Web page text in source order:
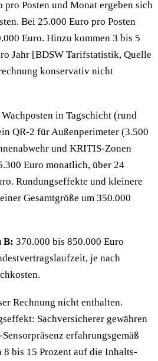
pro Posten und Monat ergeben sich
Bei 25.000 Euro pro Posten
Euro. Hinzu kommen 3 bis 5
Jahr [BDSW Tarifstatistik, Quelle
konservativ nicht
in Tagschicht (rund
QR-2 für Außenperimeter (3.500
und KRITIS-Zonen
Euro monatlich, über 24
Rundungseffekte und kleinere
Gesamtgröße um 350.000
B: 370.000 bis 850.000 Euro
je nach
Rechnung nicht enthalten.
Sachversicherer gewähren
erfahrungsgemäß
bis 15 Prozent auf die Inhalts-